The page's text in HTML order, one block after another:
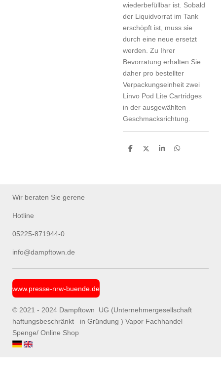
wiederbefüllbar ist. Sobald
der Liquidvorrat im Tank
erschöpft ist, muss sie
durch eine neue ersetzt
werden. Zu Ihrer
Bevorratung erhalten Sie
daher pro bestellter
Verpackungseinheit zwei
Linvo Pod Lite Cartridges
in der ausgewählten
Geschmacksrichtung.
T
T
T
T
Wir beraten Sie gerene
Hotline
05225-871944-0
info@dampftown.de
www.presse-nrw-buende.de
© 2021 - 2024 Dampftown UG (Unternehmergesellschaft
haftungsbeschränkt in Gründung ) Vapor Fachhandel
Spenge/ Online Shop